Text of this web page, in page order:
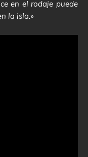
en el rodaje puede
la isla.»